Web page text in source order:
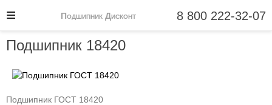
Подшипник 18420
Подшипник ГОСТ 18420
Подшипник Дисконт 8 800 222-32-07